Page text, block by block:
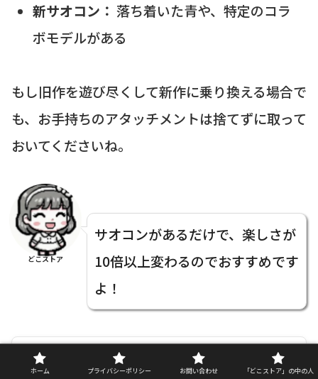
新サオコン： 落ち着いた青や、特定のコラ
ボモデルがある
もし旧作を遊び尽くして新作に乗り換える場合で
も、お手持ちのアタッチメントは捨てずに取って
おいてくださいね。
どこストア
サオコンがあるだけで、楽しさが
10倍以上変わるのでおすすめです
よ！
ホーム プライバシーポリシー お問い合わせ 「どこストア」の中の人